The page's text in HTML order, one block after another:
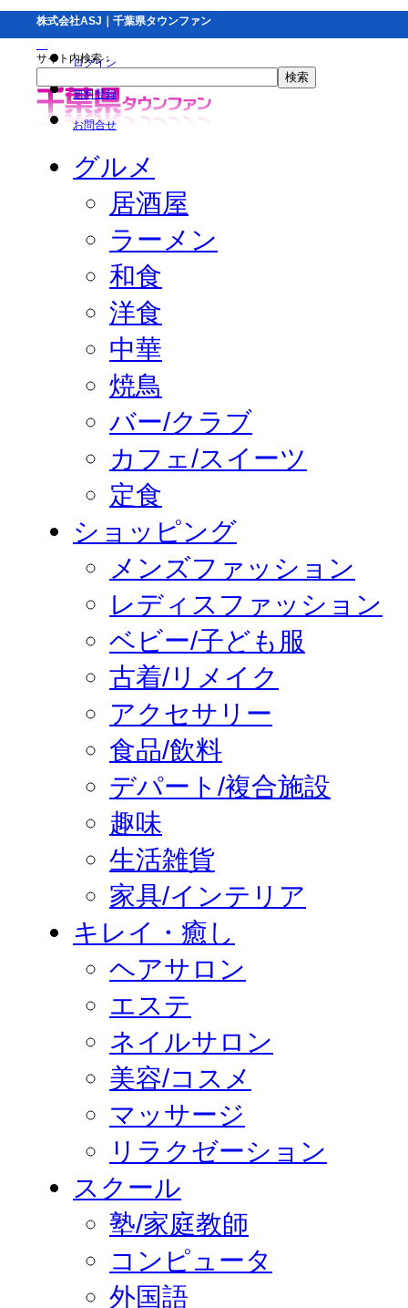
株式会社ASJ｜千葉県タウンファン
ログイン
無料登録
お問合せ
サイト内検索：
グルメ
居酒屋
ラーメン
和食
洋食
中華
焼鳥
バー/クラブ
カフェ/スイーツ
定食
ショッピング
メンズファッション
レディスファッション
ベビー/子ども服
古着/リメイク
アクセサリー
食品/飲料
デパート/複合施設
趣味
生活雑貨
家具/インテリア
キレイ・癒し
ヘアサロン
エステ
ネイルサロン
美容/コスメ
マッサージ
リラクゼーション
スクール
塾/家庭教師
コンピュータ
外国語